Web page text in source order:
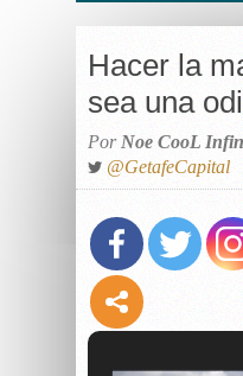
Hacer la
sea una
Por Noe CooL
@GetafeCapital